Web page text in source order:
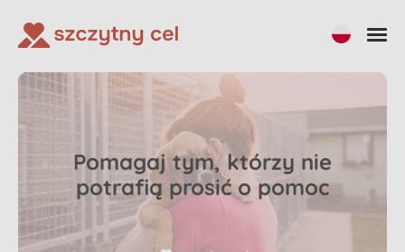
Pomagaj tym, którzy nie
potrafią prosić o pomoc